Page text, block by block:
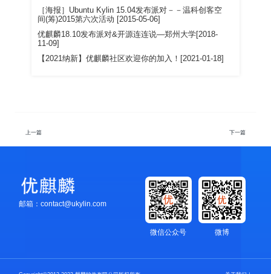
［海报］Ubuntu Kylin 15.04发布派对－－温科创客空
间(筹)2015第六次活动 [2015-05-06]
优麒麟18.10发布派对&开源连连说—郑州大学[2018-
11-09]
【2021纳新】优麒麟社区欢迎你的加入！[2021-01-18]
上一篇 下一篇
邮箱：contact@ukylin.com
微博
微信公众号